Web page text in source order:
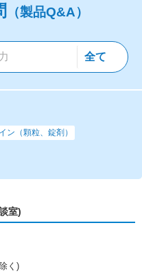
（製品Q&A）
ン（顆粒、錠剤）
室)
く)